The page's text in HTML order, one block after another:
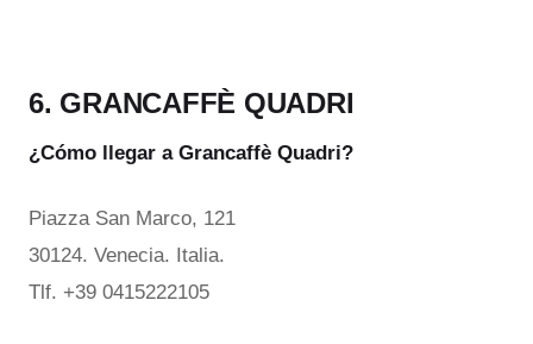
6. GRANCAFFÈ QUADRI
¿Cómo llegar a Grancaffè Quadri?
Piazza San Marco, 121
30124. Venecia. Italia.
Tlf. +39 0415222105